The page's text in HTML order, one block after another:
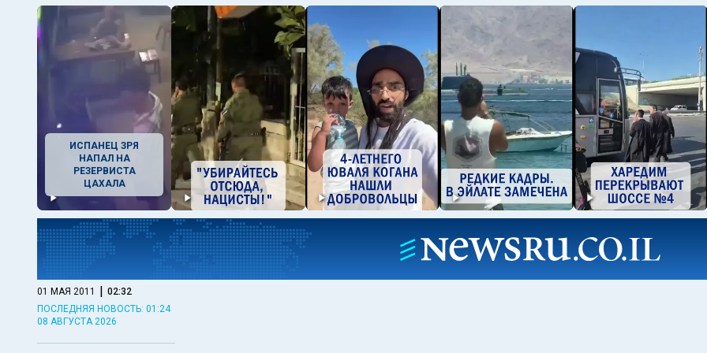
ИСПАНЕЦ ЗРЯ
НАПАЛ НА
РЕЗЕРВИСТА
ЦАХАЛА
01 МАЯ 2011 | 02:32
ПОСЛЕДНЯЯ НОВОСТЬ: 01:24
08 АВГУСТА 2026